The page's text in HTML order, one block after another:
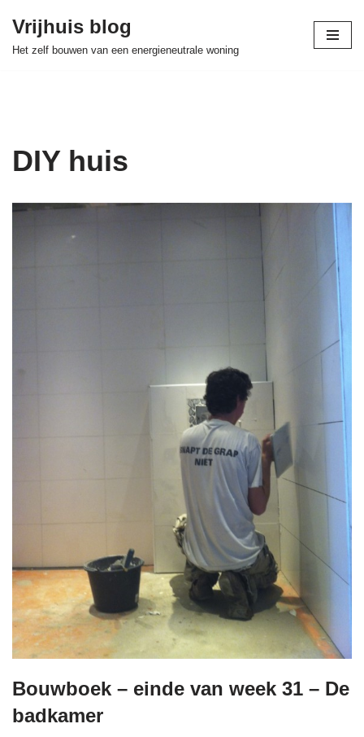
Skip
Vrijhuis blog
Het zelf bouwen van een energieneutrale woning
DIY huis
Bouwboek – einde van week 31 – De
badkamer